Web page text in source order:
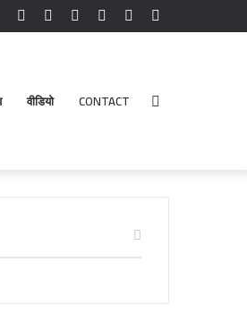
Random
Log
Instagram
YouTube
Facebook
वीडियो CONTACT